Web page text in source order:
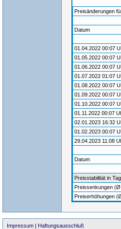
Preisänderungen
Datum
01.04.2022 00:07
01.05.2022 00:07
01.06.2022 00:07
01.07.2022 01:07
01.08.2022 00:07
01.09.2022 00:07
01.10.2022 00:07
01.11.2022 00:07
02.01.2023 16:32
01.02.2023 00:07
29.04.2023 11:08
Datum
Preisstabilität in
Preissenkungen (Ø
Preiserhöhungen
Impressum | Haftungsausschluß